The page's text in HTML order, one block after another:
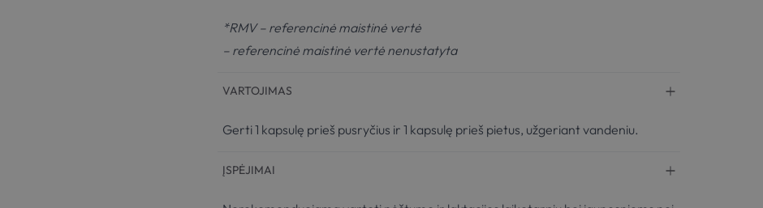
*RMV – referencinė maistinė vertė
– referencinė maistinė vertė nenustatyta
VARTOJIMAS
Gerti 1 kapsulę prieš pusryčius ir 1 kapsulę prieš pietus, užgeriant vandeniu.
ĮSPĖJIMAI